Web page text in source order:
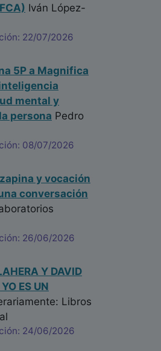
Iván López-
22/07/2026
5P a Magnifica
mental y
persona Pedro
08/07/2026
y vocación
conversación
26/06/2026
Y DAVID
ES UN
Libros
24/06/2026